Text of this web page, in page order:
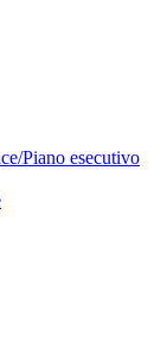
Piano esecutivo